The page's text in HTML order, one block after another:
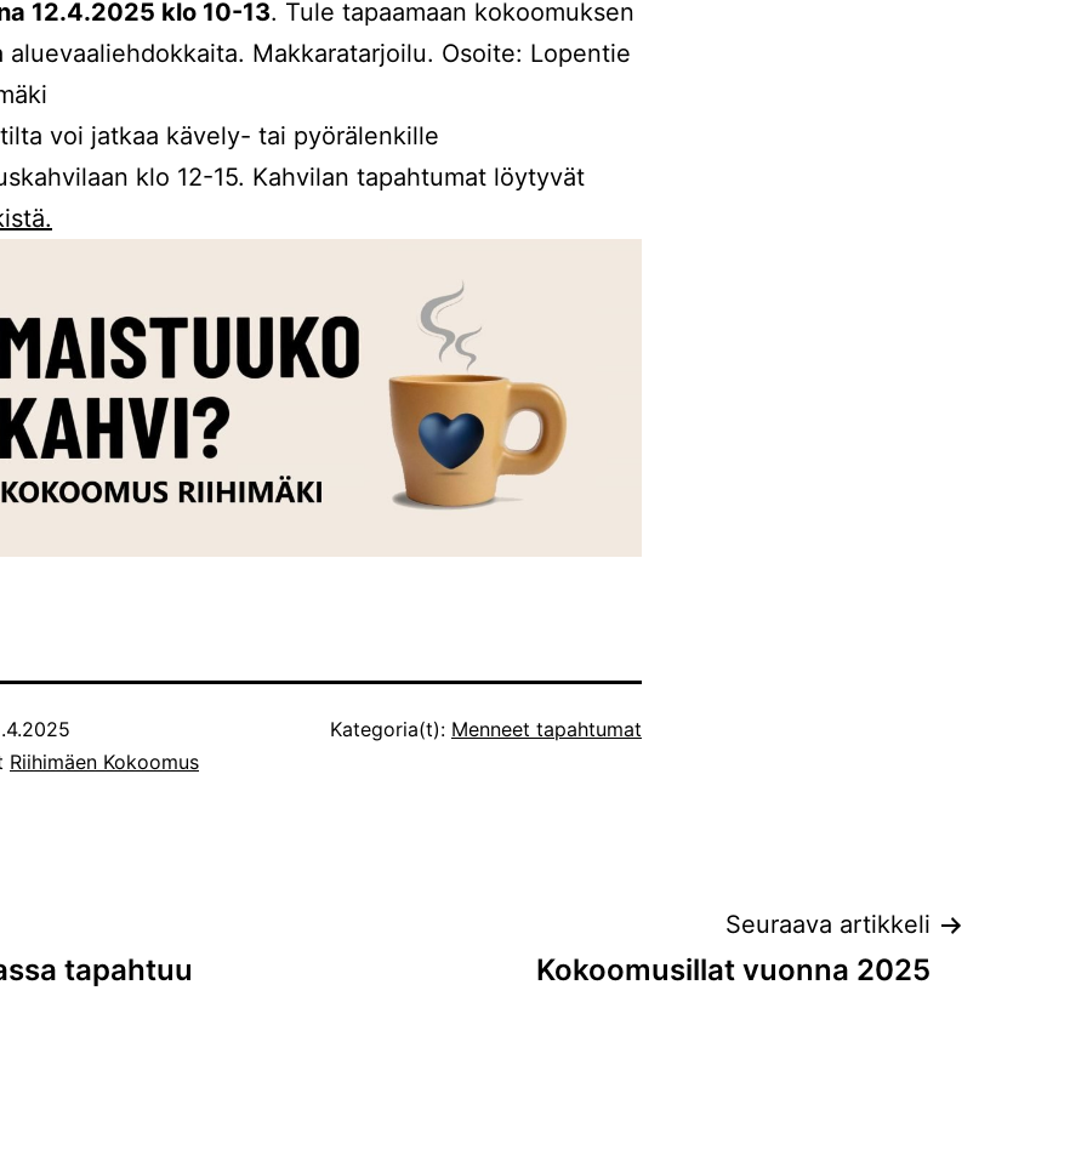
12.4.2025 klo 10-13. Tule tapaamaan kokoomuksen
aluevaaliehdokkaita. Makkaratarjoilu. Osoite: Lopentie
voi jatkaa kävely- tai pyörälenkille
klo 12-15. Kahvilan tapahtumat löytyvät
Riihimäen Kokoomus
Kategoria(t): Menneet tapahtumat
tapahtuu
Seuraava artikkeli
Kokoomusillat vuonna 2025